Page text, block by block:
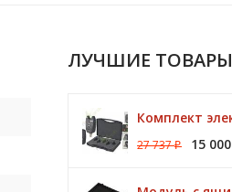
ЛУЧШИЕ ТОВАРЫ
27 737₽ 15 000